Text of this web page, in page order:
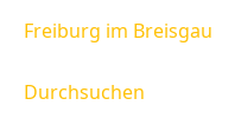
Freiburg im Breisgau
Durchsuchen